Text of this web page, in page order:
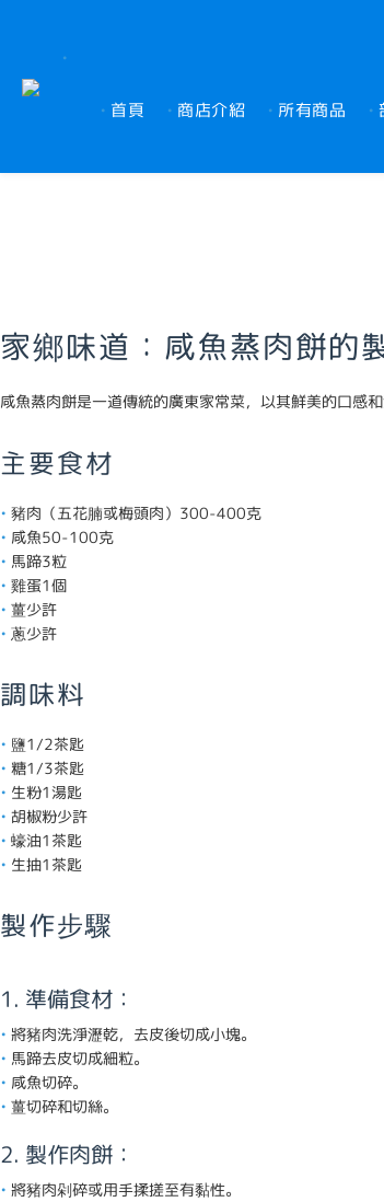
首頁 商店介紹 所有商品
家鄉味道：咸魚蒸肉餅的
咸魚蒸肉餅是一道傳統的廣東家常菜，以其鮮美的口感
主要食材
豬肉（五花腩或梅頭肉）300-400克
咸魚50-100克
馬蹄3粒
雞蛋1個
薑少許
蔥少許
調味料
鹽1/2茶匙
糖1/3茶匙
生粉1湯匙
胡椒粉少許
蠔油1茶匙
生抽1茶匙
製作步驟
1. 準備食材：
將豬肉洗淨瀝乾，去皮後切成小塊。
馬蹄去皮切成細粒。
咸魚切碎。
薑切碎和切絲。
2. 製作肉餅：
將豬肉剁碎或用手揉搓至有黏性。